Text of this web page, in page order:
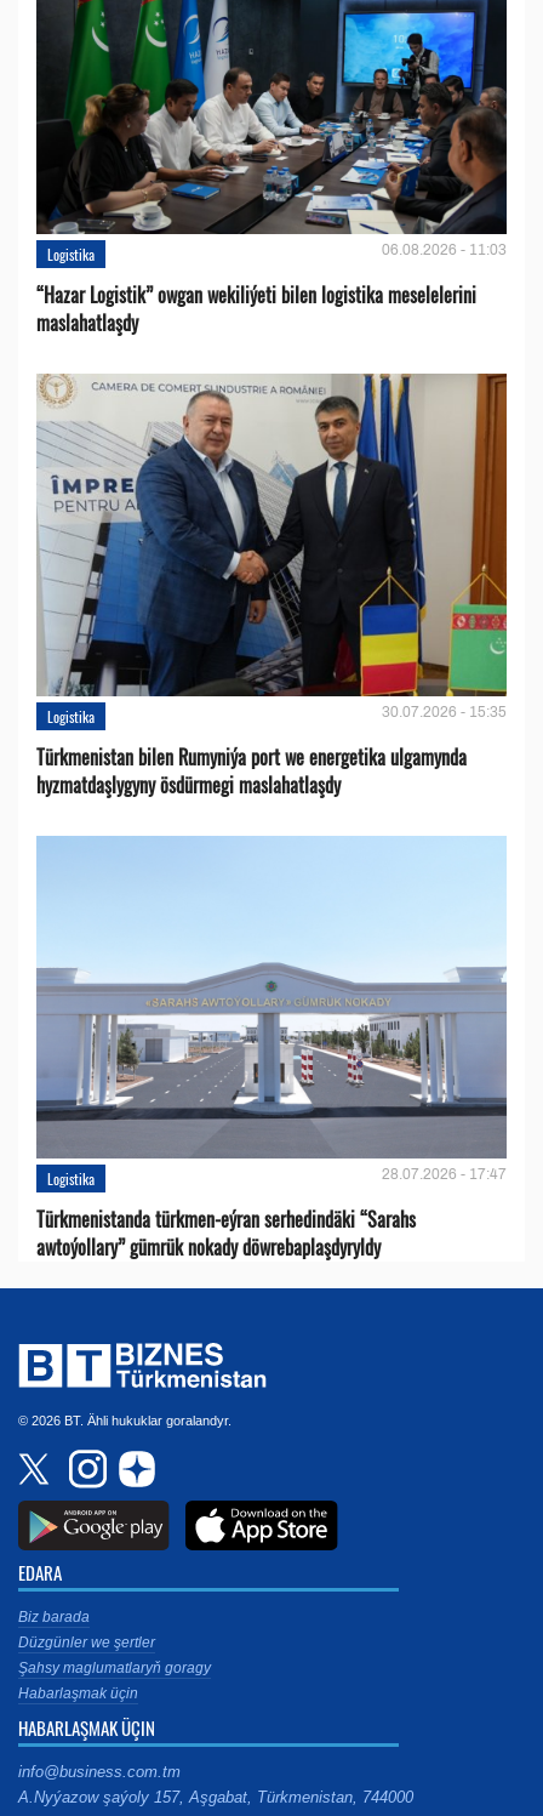
Logistika 06.08.2026 - 11:03
“Hazar Logistik” owgan wekiliýeti bilen logistika meselelerini
maslahatlaşdy
Logistika 30.07.2026 - 15:35
Türkmenistan bilen Rumyniýa port we energetika ulgamynda
hyzmatdaşlygyny ösdürmegi maslahatlaşdy
Logistika 28.07.2026 - 17:47
Türkmenistanda türkmen-eýran serhedindäki “Sarahs
awtoýollary” gümrük nokady döwrebaplaşdyryldy
© 2026 BT. Ähli hukuklar goralandyr.
EDARA
Biz barada
Düzgünler we şertler
Şahsy maglumatlaryň goragy
Habarlaşmak üçin
HABARLAŞMAK ÜÇIN
info@business.com.tm
A.Nyýazow şaýoly 157, Aşgabat, Türkmenistan, 744000